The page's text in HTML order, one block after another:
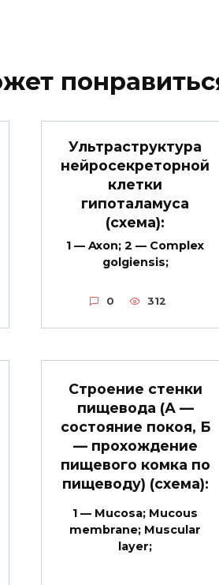
Ультраструктура
нейросекреторной
клетки
гипоталамуса
(схема):
1 — Axon; 2 — Complex
golgiensis;
0 312
Строение стенки
пищевода (А —
состояние покоя, Б
— прохождение
пищевого комка по
пищеводу) (схема):
1 — Mucosa; Mucous
membrane; Muscular
layer;